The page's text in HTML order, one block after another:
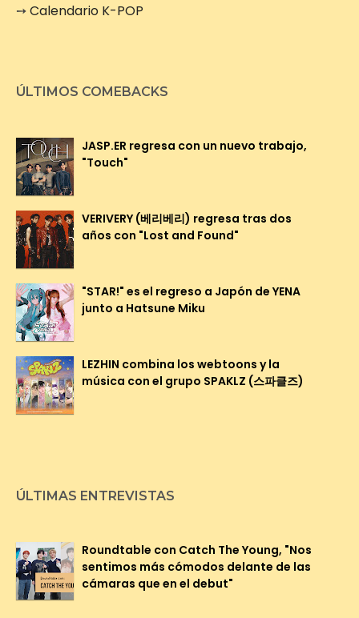
➙Calendario K-POP
ÚLTIMOS COMEBACKS
JASP.ER regresa con un nuevo trabajo,
"Touch"
VERIVERY (베리베리) regresa tras dos
años con "Lost and Found"
"STAR!" es el regreso a Japón de YENA
junto a Hatsune Miku
LEZHIN combina los webtoons y la
música con el grupo SPAKLZ (스파클즈)
ÚLTIMAS ENTREVISTAS
Roundtable con Catch The Young, "Nos
sentimos más cómodos delante de las
cámaras que en el debut"